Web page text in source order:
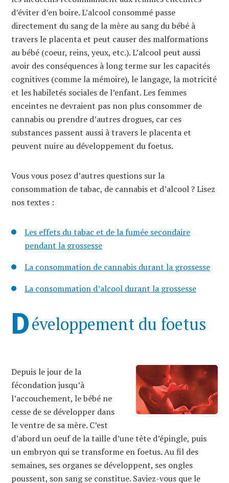
d’éviter d’en boire. L’alcool consommé passe
directement du sang de la mère au sang du bébé à
travers le placenta et peut causer des malformations
au bébé (coeur, reins, yeux, etc.). L’alcool peut aussi
avoir des conséquences à long terme sur les capacités
cognitives (comme la mémoire), le langage, la motricité
et les habiletés sociales de l’enfant. Les femmes
enceintes ne devraient pas non plus consommer de
cannabis ou prendre d’autres drogues, car ces
substances passent aussi à travers le placenta et
peuvent nuire au développement du foetus.
Vous vous posez d’autres questions sur la
consommation de tabac, de cannabis et d’alcool ? Lisez
nos textes :
Les effets du tabac et de la fumée secondaire
pendant la grossesse
La consommation de cannabis durant la grossesse
La consommation d’alcool durant la grossesse
Développement du foetus
Depuis le jour de la
fécondation jusqu’à
l’accouchement, le bébé ne
cesse de se développer dans
le ventre de sa mère. C’est
d’abord un oeuf de la taille d’une tête d’épingle, puis
un embryon qui se transforme en foetus. Au fil des
semaines, ses organes se développent, ses ongles
poussent, son sang se constitue. Saviez-vous que le